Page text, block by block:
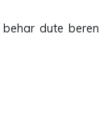
dute beren